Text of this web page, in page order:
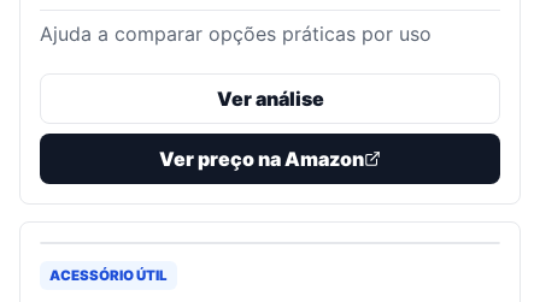
Ajuda a comparar opções práticas por uso
Ver análise
Ver preço na Amazon
ACESSÓRIO ÚTIL